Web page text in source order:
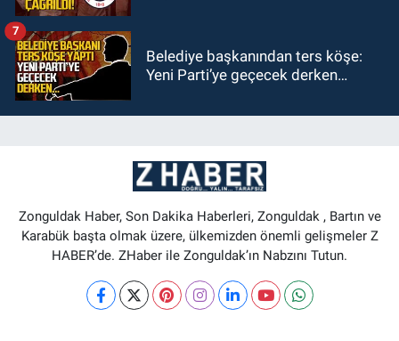
Belediye başkanından ters köşe:
Yeni Parti’ye geçecek derken…
7
Zonguldak Haber, Son Dakika Haberleri, Zonguldak , Bartın ve
Karabük başta olmak üzere, ülkemizden önemli gelişmeler Z
HABER’de. ZHaber ile Zonguldak’ın Nabzını Tutun.